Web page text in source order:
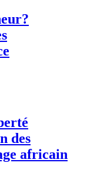
des
africain